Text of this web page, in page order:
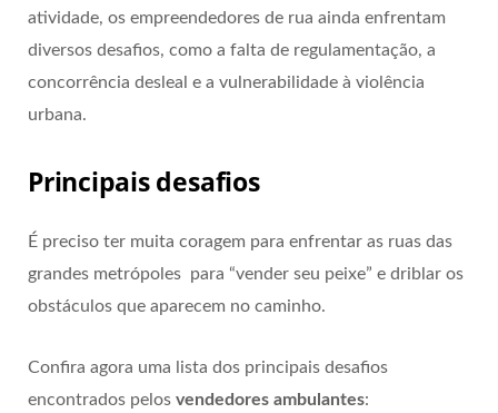
atividade, os empreendedores de rua ainda enfrentam
diversos desafios, como a falta de regulamentação, a
concorrência desleal e a vulnerabilidade à violência
urbana.
Principais desafios
É preciso ter muita coragem para enfrentar as ruas das
grandes metrópoles para “vender seu peixe” e driblar os
obstáculos que aparecem no caminho.
Confira agora uma lista dos principais desafios
encontrados pelos vendedores ambulantes: